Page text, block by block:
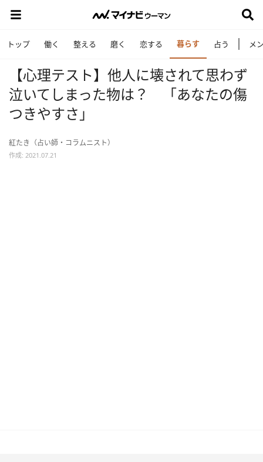
トップ 働く 整える 磨く 恋する 暮らす 占う メ
【心理テスト】他人に壊されて思わず
泣いてしまった物は？ 「あなたの傷
つきやすさ」
紅たき（占い師・コラムニスト）
作成: 2021.07.21